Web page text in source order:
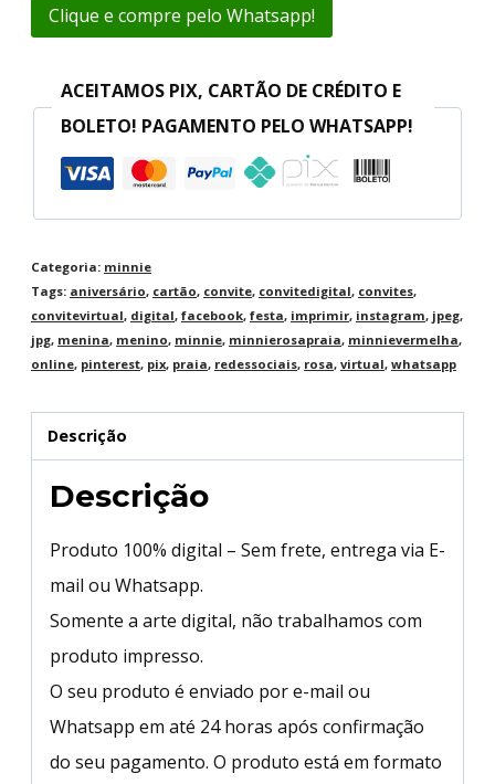
Clique e compre pelo Whatsapp!
ACEITAMOS PIX, CARTÃO DE CRÉDITO E
BOLETO! PAGAMENTO PELO WHATSAPP!
Categoria: minnie
Tags: aniversário, cartão, convite, convitedigital, convites,
convitevirtual, digital, facebook, festa, imprimir, instagram, jpeg,
jpg, menina, menino, minnie, minnierosapraia, minnievermelha,
online, pinterest, pix, praia, redessociais, rosa, virtual, whatsapp
Descrição
Descrição
Produto 100% digital – Sem frete, entrega via E-
mail ou Whatsapp.
Somente a arte digital, não trabalhamos com
produto impresso.
O seu produto é enviado por e-mail ou
Whatsapp em até 24 horas após confirmação
do seu pagamento. O produto está em formato